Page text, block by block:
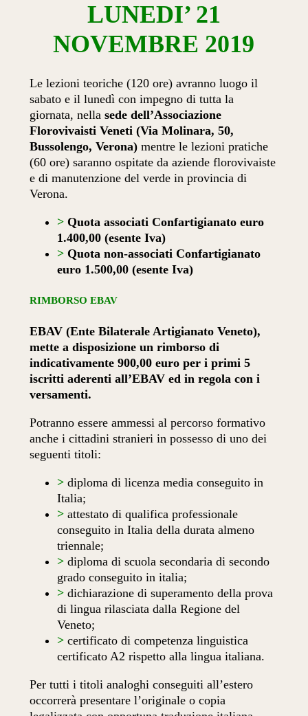
LUNEDI’ 21
NOVEMBRE 2019
Le lezioni teoriche (120 ore) avranno luogo il
sabato e illunedì con impegno di tutta la
giornata, nellasede dell’Associazione
Florovivaisti Veneti (Via Molinara, 50,
Bussolengo, Verona) mentre le lezioni pratiche
(60 ore) saranno ospitate daaziende florovivaiste
e di manutenzione del verde in provincia di
Verona.
> Quota associati Confartigianato euro
1.400,00 (esente Iva)
> Quota non-associati Confartigianato
euro 1.500,00 (esente Iva)
RIMBORSO EBAV
EBAV (Ente Bilaterale Artigianato Veneto),
mette a disposizione un rimborso di
indicativamente 900,00 euro per i primi 5
iscritti aderenti all’EBAV ed in regola con i
versamenti.
Potranno essere ammessi al percorso formativo
anche i cittadini stranieri in possesso di uno dei
seguenti titoli:
> diploma di licenza media conseguito in
Italia;
> attestato di qualifica professionale
conseguito in Italia della durata almeno
triennale;
> diploma di scuola secondaria di secondo
grado conseguito in italia;
> dichiarazione di superamento della prova
di lingua rilasciata dalla Regione del
Veneto;
> certificato di competenza linguistica
certificato A2 rispetto alla lingua italiana.
Per tutti i titoli analoghi conseguiti all’estero
occorrerà presentare l’originale o copia